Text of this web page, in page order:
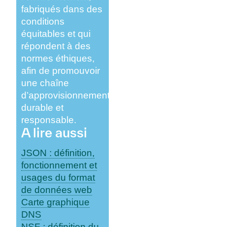
fabriqués dans des
conditions
équitables et qui
répondent à des
normes éthiques,
afin de promouvoir
une chaîne
d’approvisionnement
durable et
responsable.
A lire aussi
JSON : définition,
fonctionnement et
usages du format
de données web
Carte graphique
DNS